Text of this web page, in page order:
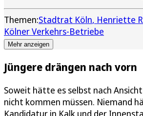
Themen:Stadtrat Köln Henriette
Kölner Verkehrs-Betriebe
Mehr anzeigen
Jüngere drängen nach vorn
Soweit hätte es selbst nach
nicht kommen müssen. Niemand
Kandidatur in Kalk und der